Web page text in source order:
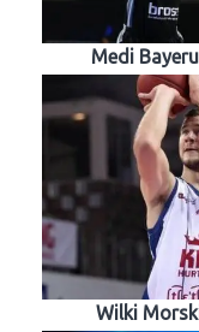
Medi
Wilki